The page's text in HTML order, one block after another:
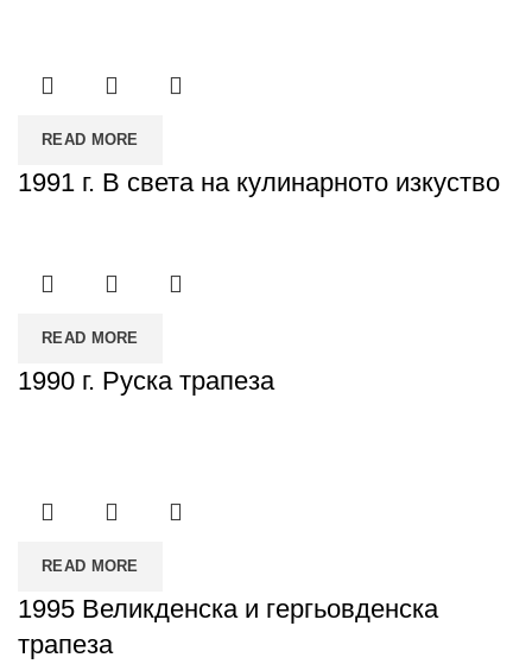
READ MORE
1991 г. В света на кулинарното изкуство
READ MORE
1990 г. Руска трапеза
READ MORE
1995 Великденска и гергьовденска
трапеза